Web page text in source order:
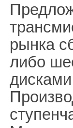
рынка
либо